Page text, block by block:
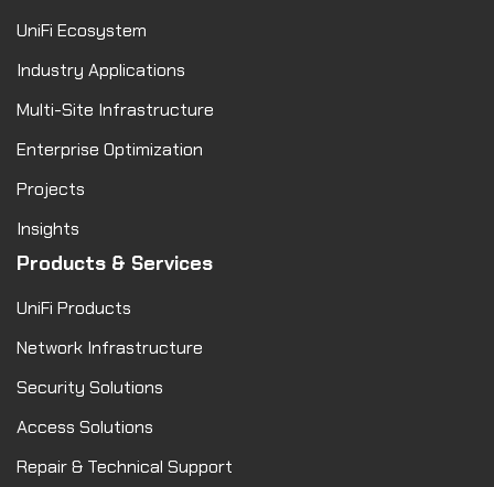
UniFi Ecosystem
Industry Applications
Multi-Site Infrastructure
Enterprise Optimization
Projects
Insights
Products & Services
UniFi Products
Network Infrastructure
Security Solutions
Access Solutions
Repair & Technical Support